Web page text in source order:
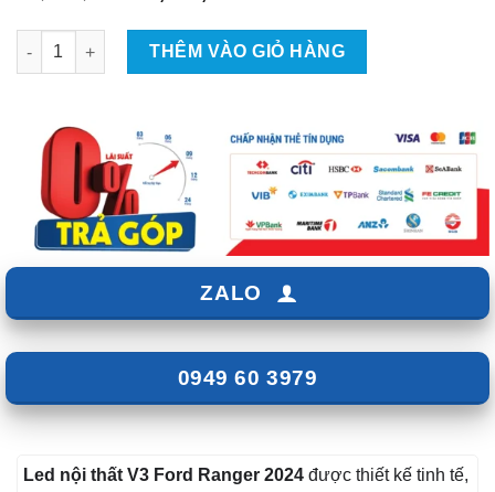
là:
₫6,500,000.
tại
là:
₫5,500,000.
Led nội thất V3 Ford Ranger 2024 số lượng
THÊM VÀO GIỎ HÀNG
ZALO
0949 60 3979
Led nội thất V3 Ford Ranger 2024 được thiết kế tinh tế,